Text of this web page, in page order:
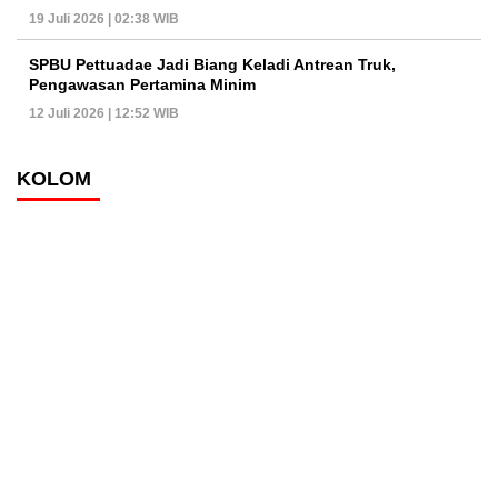
19 Juli 2026 | 02:38 WIB
SPBU Pettuadae Jadi Biang Keladi Antrean Truk,
Pengawasan Pertamina Minim
12 Juli 2026 | 12:52 WIB
KOLOM